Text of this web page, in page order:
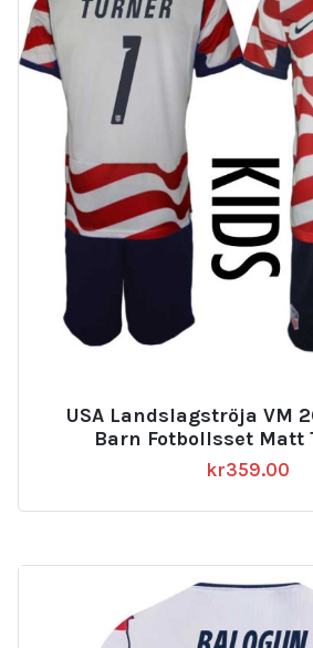
USA Landslagströja VM
Barn Fotbollsset Matt
kr359.00